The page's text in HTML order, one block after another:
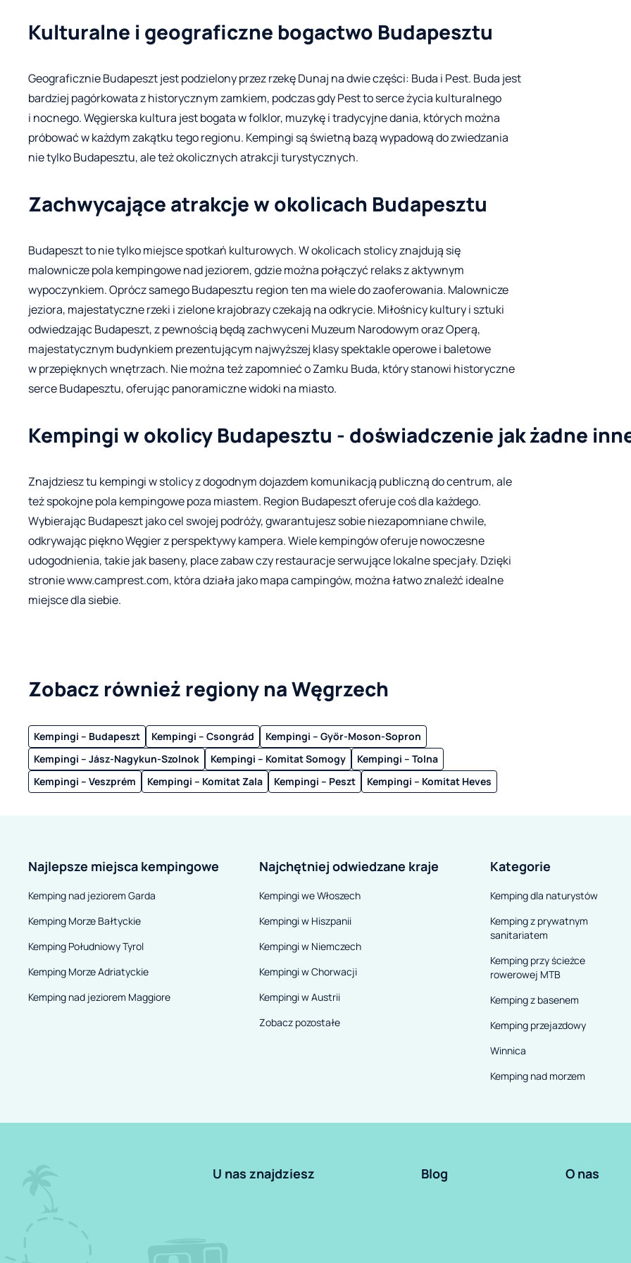
Kulturalne i geograficzne bogactwo Budapesztu
Geograficznie Budapeszt jest podzielony przez rzekę Dunaj na dwie części: Buda i Pest. Buda jest
bardziej pagórkowata z historycznym zamkiem, podczas gdy Pest to serce życia kulturalnego
i nocnego. Węgierska kultura jest bogata w folklor, muzykę i tradycyjne dania, których można
próbować w każdym zakątku tego regionu. Kempingi są świetną bazą wypadową do zwiedzania
nie tylko Budapesztu, ale też okolicznych atrakcji turystycznych.
Zachwycające atrakcje w okolicach Budapesztu
Budapeszt to nie tylko miejsce spotkań kulturowych. W okolicach stolicy znajdują się
malownicze pola kempingowe nad jeziorem, gdzie można połączyć relaks z aktywnym
wypoczynkiem. Oprócz samego Budapesztu region ten ma wiele do zaoferowania. Malownicze
jeziora, majestatyczne rzeki i zielone krajobrazy czekają na odkrycie. Miłośnicy kultury i sztuki
odwiedzając Budapeszt, z pewnością będą zachwyceni Muzeum Narodowym oraz Operą,
majestatycznym budynkiem prezentującym najwyższej klasy spektakle operowe i baletowe
w przepięknych wnętrzach. Nie można też zapomnieć o Zamku Buda, który stanowi historyczne
serce Budapesztu, oferując panoramiczne widoki na miasto.
Kempingi w okolicy Budapesztu - doświadczenie jak żadne
Znajdziesz tu kempingi w stolicy z dogodnym dojazdem komunikacją publiczną do centrum, ale
też spokojne pola kempingowe poza miastem. Region Budapeszt oferuje coś dla każdego.
Wybierając Budapeszt jako cel swojej podróży, gwarantujesz sobie niezapomniane chwile,
odkrywając piękno Węgier z perspektywy kampera. Wiele kempingów oferuje nowoczesne
udogodnienia, takie jak baseny, place zabaw czy restauracje serwujące lokalne specjały. Dzięki
stronie www.camprest.com, która działa jako mapa campingów, można łatwo znaleźć idealne
miejsce dla siebie.
Zobacz również regiony na Węgrzech
Kempingi – Budapeszt Kempingi – Csongrád
Kempingi – Győr-Moson-Sopron
Kempingi – Jász-Nagykun-Szolnok
Kempingi – Komitat Somogy
Kempingi – Tolna
Kempingi – Veszprém
Kempingi – Komitat Zala Kempingi – Peszt Kempingi – Komitat Heves
Najlepsze miejsca kempingowe
Kemping nad jeziorem Garda
Kemping Morze Bałtyckie
Kemping Południowy Tyrol
Kemping Morze Adriatyckie
Kemping nad jeziorem Maggiore
Najchętniej odwiedzane kraje
Kempingi we Włoszech
Kempingi w Hiszpanii
Kempingi w Niemczech
Kempingi w Chorwacji
Kempingi w Austrii
Zobacz pozostałe
Kategorie
Kemping dla naturystów
Kemping z prywatnym
sanitariatem
Kemping przy ścieżce
rowerowej MTB
Kemping z basenem
Kemping przejazdowy
Winnica
Kemping nad morzem
U nas znajdziesz Blog O nas